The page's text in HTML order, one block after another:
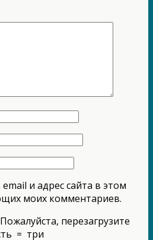
и адрес сайта в этом
моих комментариев.
перезагрузите
= три